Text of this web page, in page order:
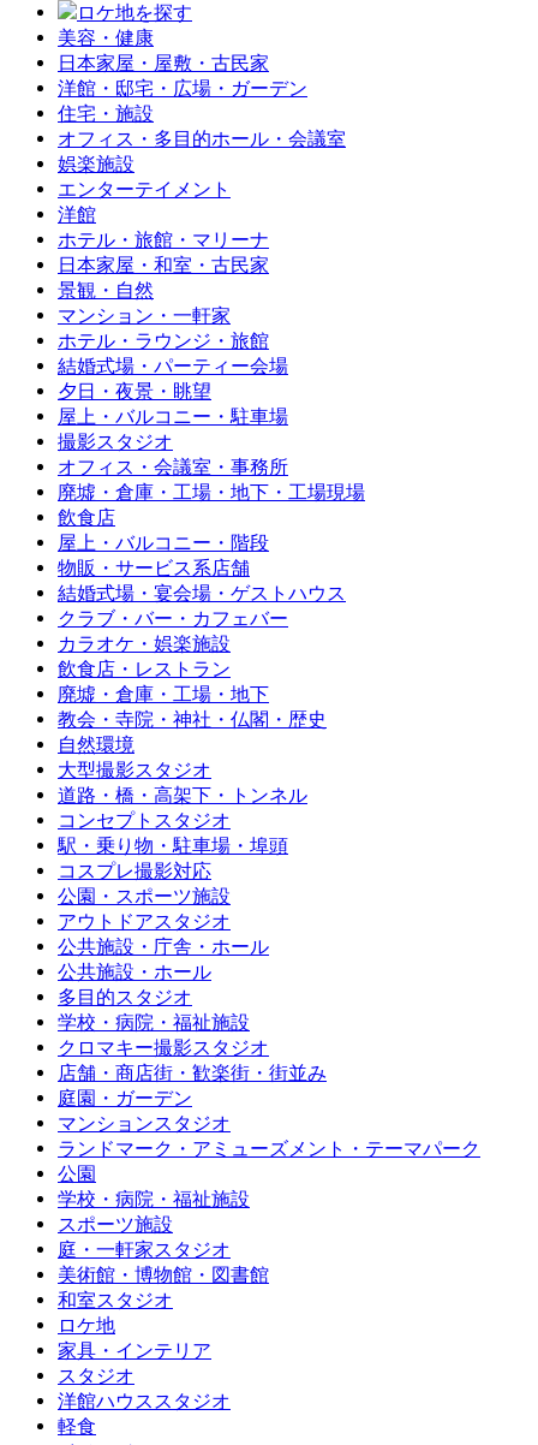
ロケ地を探す
美容・健康
日本家屋・屋敷・古民家
洋館・邸宅・広場・ガーデン
住宅・施設
オフィス・多目的ホール・会議室
娯楽施設
エンターテイメント
洋館
ホテル・旅館・マリーナ
日本家屋・和室・古民家
景観・自然
マンション・一軒家
ホテル・ラウンジ・旅館
結婚式場・パーティー会場
夕日・夜景・眺望
屋上・バルコニー・駐車場
撮影スタジオ
オフィス・会議室・事務所
廃墟・倉庫・工場・地下・工場現場
飲食店
屋上・バルコニー・階段
物販・サービス系店舗
結婚式場・宴会場・ゲストハウス
クラブ・バー・カフェバー
カラオケ・娯楽施設
飲食店・レストラン
廃墟・倉庫・工場・地下
教会・寺院・神社・仏閣・歴史
自然環境
大型撮影スタジオ
道路・橋・高架下・トンネル
コンセプトスタジオ
駅・乗り物・駐車場・埠頭
コスプレ撮影対応
公園・スポーツ施設
アウトドアスタジオ
公共施設・庁舎・ホール
公共施設・ホール
多目的スタジオ
学校・病院・福祉施設
クロマキー撮影スタジオ
店舗・商店街・歓楽街・街並み
庭園・ガーデン
マンションスタジオ
ランドマーク・アミューズメント・テーマパーク
公園
学校・病院・福祉施設
スポーツ施設
庭・一軒家スタジオ
美術館・博物館・図書館
和室スタジオ
ロケ地
家具・インテリア
スタジオ
洋館ハウススタジオ
軽食